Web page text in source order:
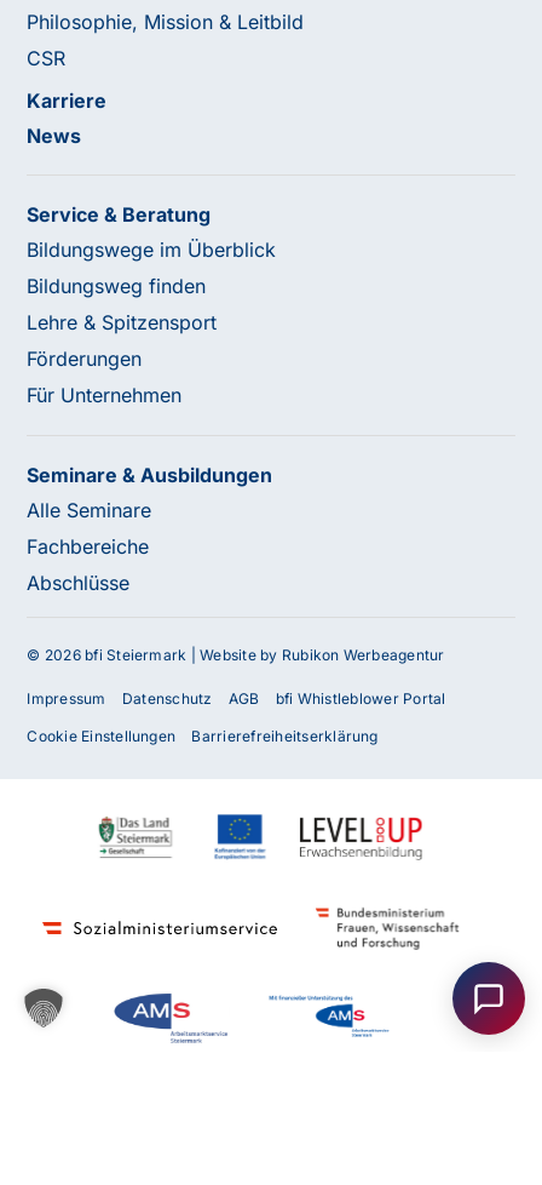
Haben Sie Fragen oder benötigen Sie
Unser Team ist gerne für Sie da! Nehmen Sie jetzt
Kontakt mit uns auf – wir freuen uns auf Ihre Anfrage.
Philosophie, Mission & Leitbild
CSR
Karriere
News
Service & Beratung
Bildungswege im Überblick
Bildungsweg finden
Lehre & Spitzensport
Förderungen
Für Unternehmen
Seminare & Ausbildungen
Alle Seminare
Fachbereiche
Abschlüsse
© 2026 bfi Steiermark |Website by Rubikon Werbeagentur
Impressum Datenschutz AGB bfi Whistleblower Portal
Cookie Einstellungen Barrierefreiheitserklärung